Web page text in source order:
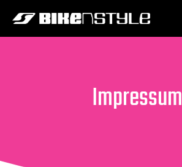
Impressum